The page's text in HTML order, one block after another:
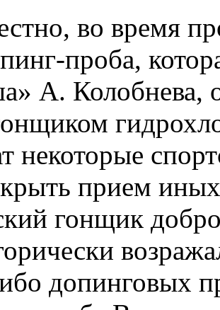
во время
проба,
А. Колобнева,
некоторые
прием
гонщик
допинговых